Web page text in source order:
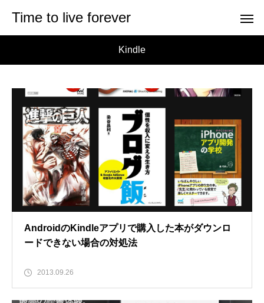
Time to live forever
Kindle
AndroidのKindleアプリで購入した本がダウンロ
ードできない場合の対処法
2013.09.26